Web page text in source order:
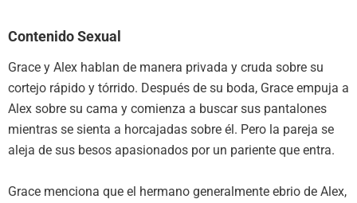
Contenido Sexual
Grace y Alex hablan de manera privada y cruda sobre su
cortejo rápido y tórrido. Después de su boda, Grace empuja a
Alex sobre su cama y comienza a buscar sus pantalones
mientras se sienta a horcajadas sobre él. Pero la pareja se
aleja de sus besos apasionados por un pariente que entra.
Grace menciona que el hermano generalmente ebrio de Alex,